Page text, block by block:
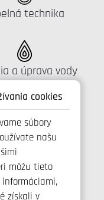
cookies
súbory
našu
môžu tieto
získali v
technika
a úprava vody